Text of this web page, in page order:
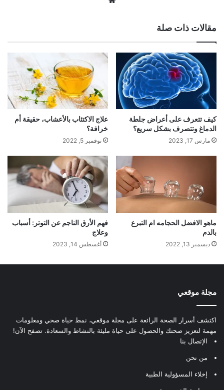
مقالات ذات صلة
كيف تتعرف على أعراض جلطة
الدماغ وتتصرف بشكل سريع؟
مارس 17, 2023
علاج الاكتئاب بالأعشاب، حقيقة أم
خرافة؟
نوفمبر 5, 2022
ماهو الافضل الحجامه ام التبرع
بالدم
ديسمبر 13, 2022
فهم الأرق الناجم عن التوتر: أسباب
وعلاج
أغسطس 14, 2023
مجلة موقعي
اكتشف أسرار الصحة الرائعة على مجلة موقعي، نمط حياة صحي ومعلومات
مهمة لتعزيز صحتك والحصول على حياة مليئة بالنشاط والسعادة. تصفح الآن!
الإتصال بنا
من نحن
إخلاء المسؤولية الطبية